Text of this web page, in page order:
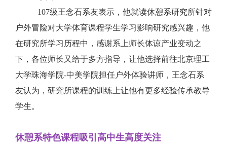
107级王念石系友表示，他就读休憩系研究所针对
户外冒险对大学体育课程学生学习影响研究感兴趣，他
在研究所学习历程中，感谢系上师长体谅产业变动之
下，各位师长又给于多方指导，让他选择前往北京理工
大学珠海学院-中美学院担任户外体验讲师，王念石系
友认为，研究所课程的训练上让他有更多经验传承教导
学生。
休憩系特色课程吸引高中生高度关注